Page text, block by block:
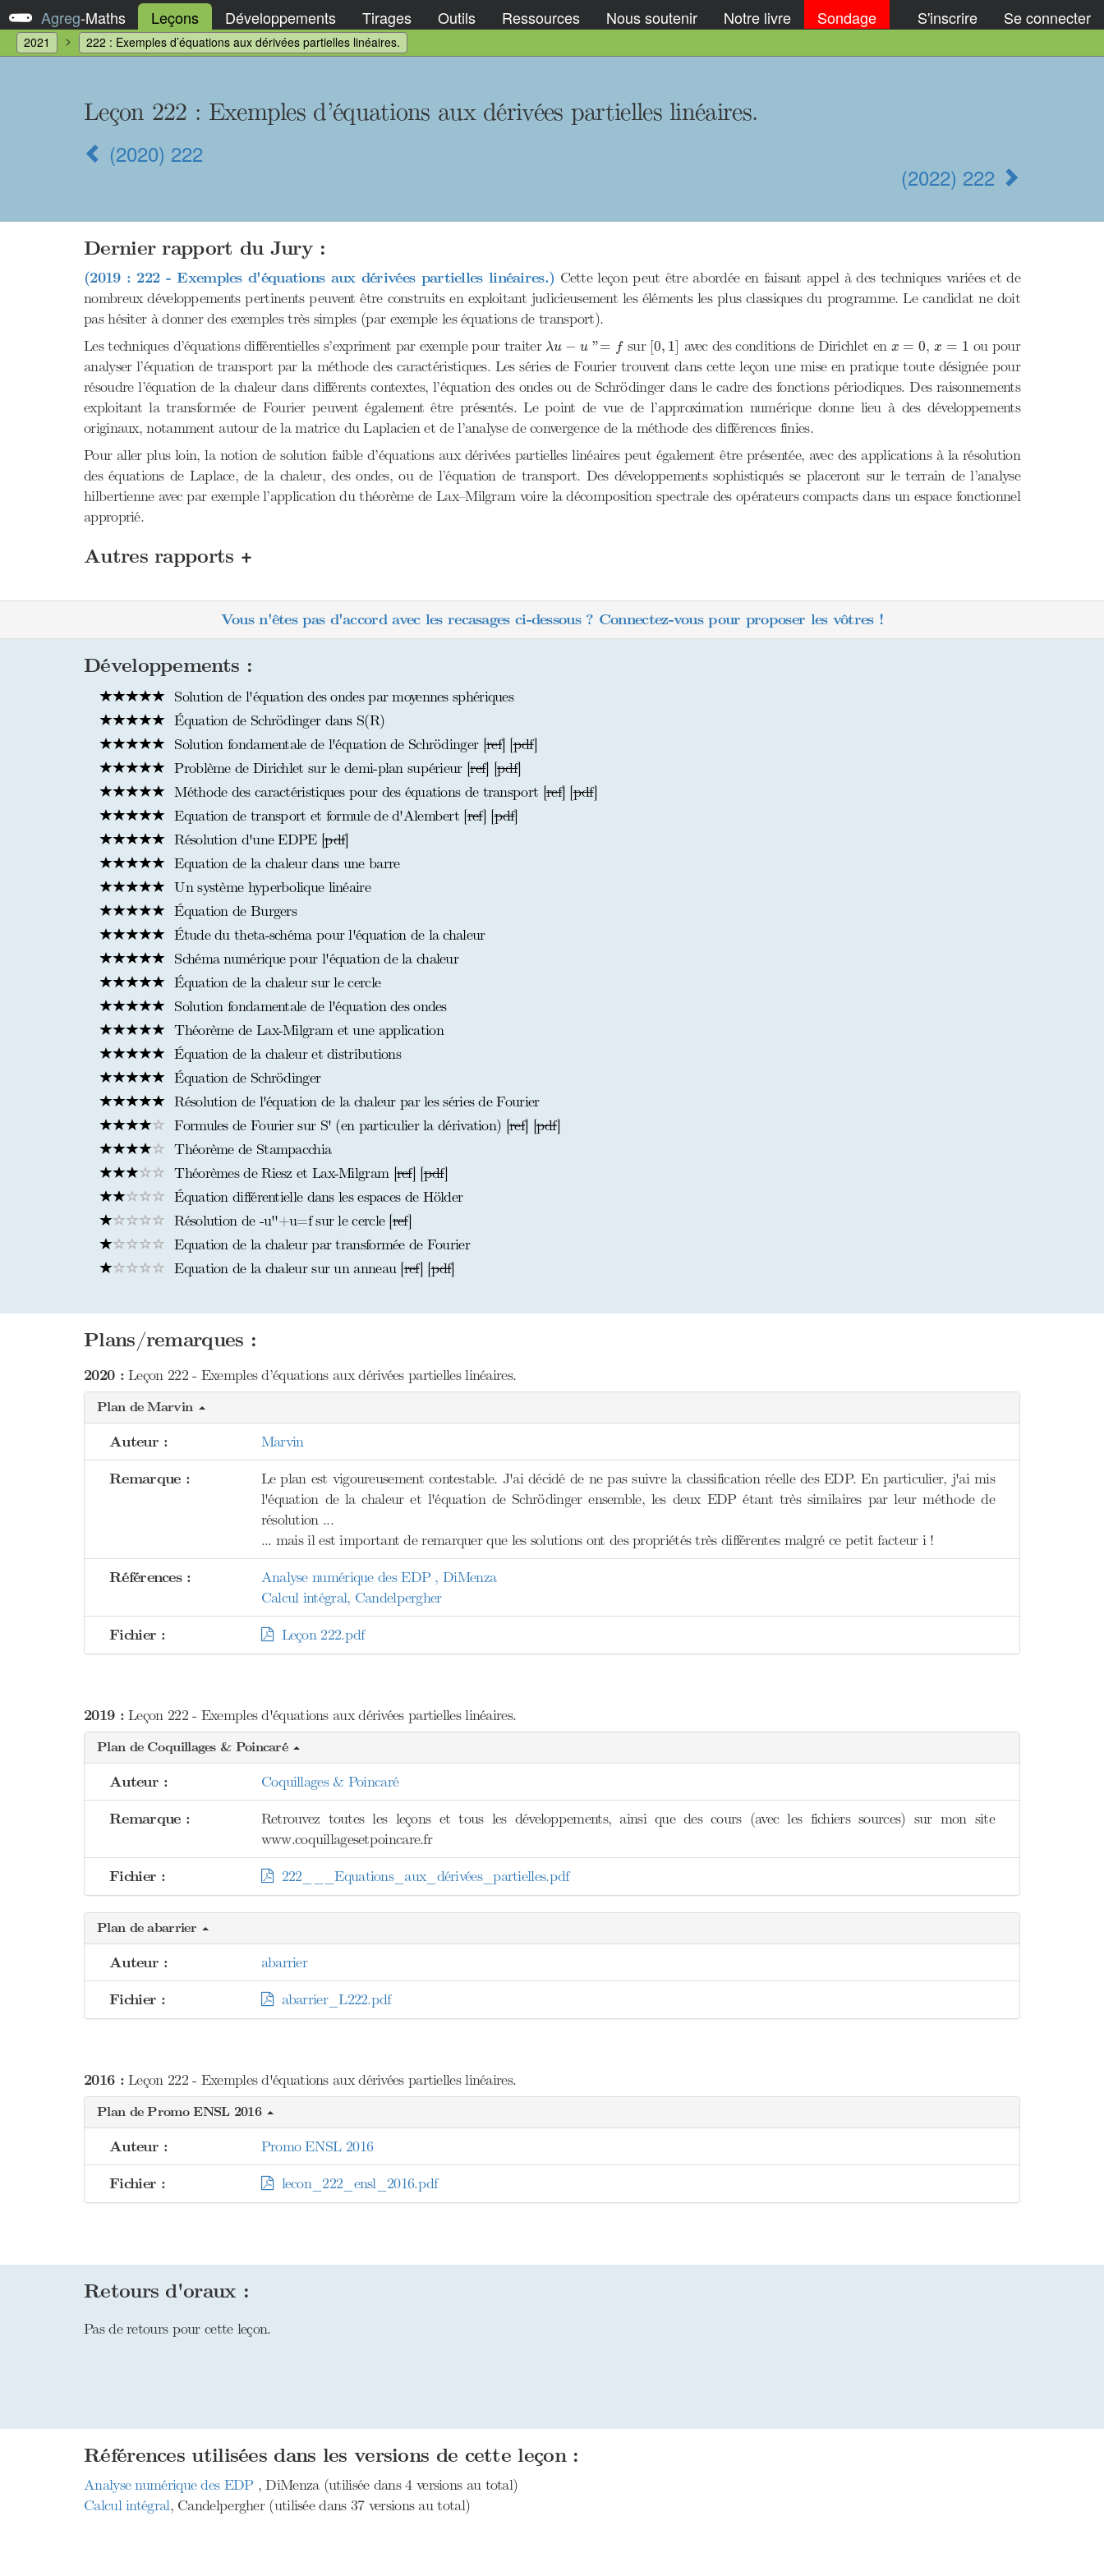
Agreg-Maths Leçons Développements Tirages Outils Ressources Nous soutenir Notre livre Sondage S'inscrire Se connecter
2021 222 : Exemples d’équations aux dérivées partielles linéaires.
Leçon 222 : Exemples d’équations aux dérivées partielles linéaires.
(2020) 222
(2022) 222
Dernier rapport du Jury :
(2019 : 222 - Exemples d'équations aux dérivées partielles linéaires.) Cette leçon peut être abordée en faisant appel à des techniques variées et de
nombreux développements pertinents peuvent être construits en exploitant judicieusement les éléments les plus classiques du programme. Le candidat ne doit
pas hésiter à donner des exemples très simples (par exemple les équations de transport).
Les techniques d’équations différentielles s’expriment par exemple pour traiter λu − u "= f
λ u u"= sur [0, 1]
[0 1] avec des conditions de Dirichlet en x = 0
x= , x = 1
x=
ou pour
analyser l’équation de transport par la méthode des caractéristiques. Les séries de Fourier trouvent dans cette leçon une mise en pratique toute désignée pour
résoudre l’équation de la chaleur dans différents contextes, l’équation des ondes ou de Schrödinger dans le cadre des fonctions périodiques. Des raisonnements
exploitant la transformée de Fourier peuvent également être présentés. Le point de vue de l’approximation numérique donne lieu à des développements
originaux, notamment autour de la matrice du Laplacien et de l’analyse de convergence de la méthode des différences finies.
Pour aller plus loin, la notion de solution faible d’équations aux dérivées partielles linéaires peut également être présentée, avec des applications à la résolution
des équations de Laplace, de la chaleur, des ondes, ou de l’équation de transport. Des développements sophistiqués se placeront sur le terrain de l’analyse
hilbertienne avec par exemple l’application du théorème de Lax–Milgram voire la décomposition spectrale des opérateurs compacts dans un espace fonctionnel
approprié.
Autres rapports +
Vous n'êtes pas d'accord avec les recasages ci-dessous ? Connectez-vous pour proposer les vôtres !
Développements :
Solution de l'équation des ondes par moyennes sphériques
Équation de Schrödinger dans S(R)
Solution fondamentale de l'équation de Schrödinger [ref] [pdf]
Problème de Dirichlet sur le demi-plan supérieur [ref] [pdf]
Méthode des caractéristiques pour des équations de transport [ref] [pdf]
Equation de transport et formule de d'Alembert [ref] [pdf]
Résolution d'une EDPE [pdf]
Equation de la chaleur dans une barre
Un système hyperbolique linéaire
Équation de Burgers
Étude du theta-schéma pour l'équation de la chaleur
Schéma numérique pour l'équation de la chaleur
Équation de la chaleur sur le cercle
Solution fondamentale de l'équation des ondes
Théorème de Lax-Milgram et une application
Équation de la chaleur et distributions
Équation de Schrödinger
Résolution de l'équation de la chaleur par les séries de Fourier
Formules de Fourier sur S' (en particulier la dérivation) [ref] [pdf]
Théorème de Stampacchia
Théorèmes de Riesz et Lax-Milgram [ref] [pdf]
Équation différentielle dans les espaces de Hölder
Résolution de -u''+u=f sur le cercle [ref]
Equation de la chaleur par transformée de Fourier
Equation de la chaleur sur un anneau [ref] [pdf]
Plans/remarques :
2020 :Leçon 222 - Exemples d’équations aux dérivées partielles linéaires.
Plan de Marvin
Auteur : Marvin
Remarque :
Le plan est vigoureusement contestable. J'ai décidé de ne pas suivre la classification réelle des EDP. En particulier, j'ai mis
l'équation de la chaleur et l'équation de Schrödinger ensemble, les deux EDP étant très similaires par leur méthode de
résolution ...
... mais il est important de remarquer que les solutions ont des propriétés très différentes malgré ce petit facteur i !
Références :
Analyse numérique des EDP , DiMenza
Calcul intégral, Candelpergher
Fichier : Leçon 222.pdf
2019 :Leçon 222 - Exemples d'équations aux dérivées partielles linéaires.
Plan de Coquillages & Poincaré
Auteur : Coquillages & Poincaré
Remarque :
Retrouvez toutes les leçons et tous les développements, ainsi que des cours (avec les fichiers sources) sur mon site
www.coquillagesetpoincare.fr
Fichier : 222___Equations_aux_dérivées_partielles.pdf
Plan de abarrier
Auteur : abarrier
Fichier : abarrier_L222.pdf
2016 :Leçon 222 - Exemples d'équations aux dérivées partielles linéaires.
Plan de Promo ENSL 2016
Auteur : Promo ENSL 2016
Fichier : lecon_222_ensl_2016.pdf
Retours d'oraux :
Pas de retours pour cette leçon.
Références utilisées dans les versions de cette leçon :
Analyse numérique des EDP , DiMenza (utilisée dans 4 versions au total)
Calcul intégral, Candelpergher (utilisée dans 37 versions au total)